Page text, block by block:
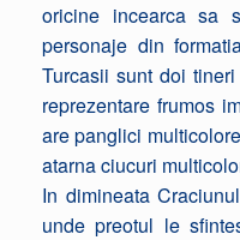
oricine incearca sa
personaje din
Turcasii sunt doi
reprezentare frumos
are panglici
atarna ciucuri
In dimineata
unde preotul le